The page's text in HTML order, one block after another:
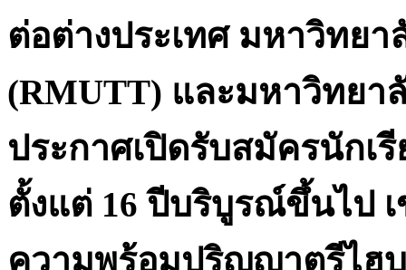
ต่อต่างประเทศ มหาวิทย
(RMUTT) และมหาวิทยา
ประกาศเปิดรับสมัครนักเ
ตั้งแต่ 16 ปีบริบูรณ์ขึ้นไป เ
ความพร้อมปริญญาตรีไฮ